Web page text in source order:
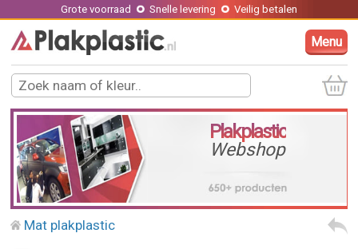
Grote voorraad Snelle levering Veilig betalen
Menu
Plakplastic
Webshop
Mat plakplastic